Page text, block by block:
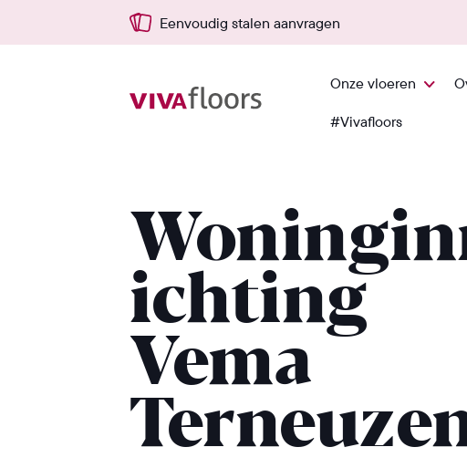
Eenvoudig stalen aanvragen
Onze vloeren
#Vivafloors
ichting
Vema